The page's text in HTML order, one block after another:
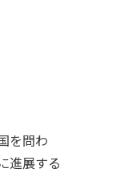
を問わ
進展する